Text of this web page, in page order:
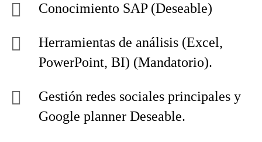
Conocimiento SAP (Deseable)
Herramientas de análisis (Excel,
PowerPoint, BI) (Mandatorio).
Gestión redes sociales principales y
Google planner Deseable.